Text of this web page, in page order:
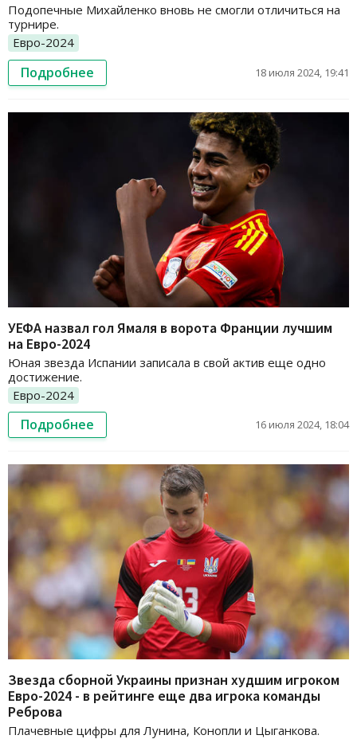
Подопечные Михайленко вновь не смогли отличиться на
турнире.
Евро-2024
Подробнее 18 июля 2024, 19:41
УЕФА назвал гол Ямаля в ворота Франции лучшим
на Евро-2024
Юная звезда Испании записала в свой актив еще одно
достижение.
Евро-2024
Подробнее 16 июля 2024, 18:04
Звезда сборной Украины признан худшим игроком
Евро-2024 - в рейтинге еще два игрока команды
Реброва
Плачевные цифры для Лунина, Конопли и Цыганкова.